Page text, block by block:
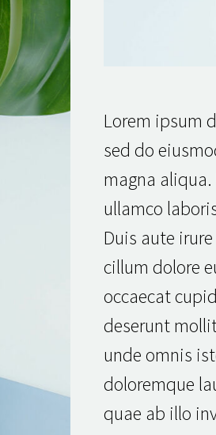
Lorem ipsum
sed do
magna
ullamco
Duis aute
cillum dolore
occaecat
deserunt
unde omnis
doloremque
quae ab illo